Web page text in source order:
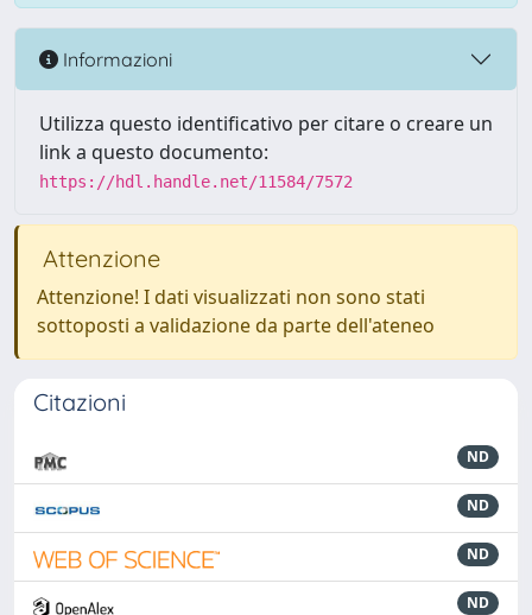
Informazioni
Utilizza questo identificativo per citare o creare un
link a questo documento:
https://hdl.handle.net/11584/7572
Attenzione
Attenzione! I dati visualizzati non sono stati
sottoposti a validazione da parte dell'ateneo
Citazioni
ND
ND
ND
ND